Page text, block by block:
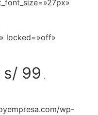
locked=»off»
s/ 99 .
wp-